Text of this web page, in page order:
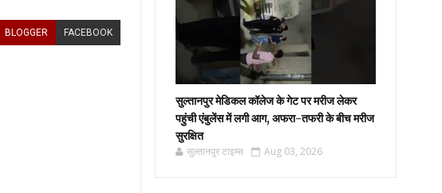
BLOGGER FACEBOOK
सुल्तानपुर मेडिकल कॉलेज के गेट पर मरीज लेकर
पहुंची एंबुलेंस में लगी आग, अफरा-तफरी के बीच मरीज
सुरक्षित
सुल्तानपुर टाइम्स Aug 03, 2026